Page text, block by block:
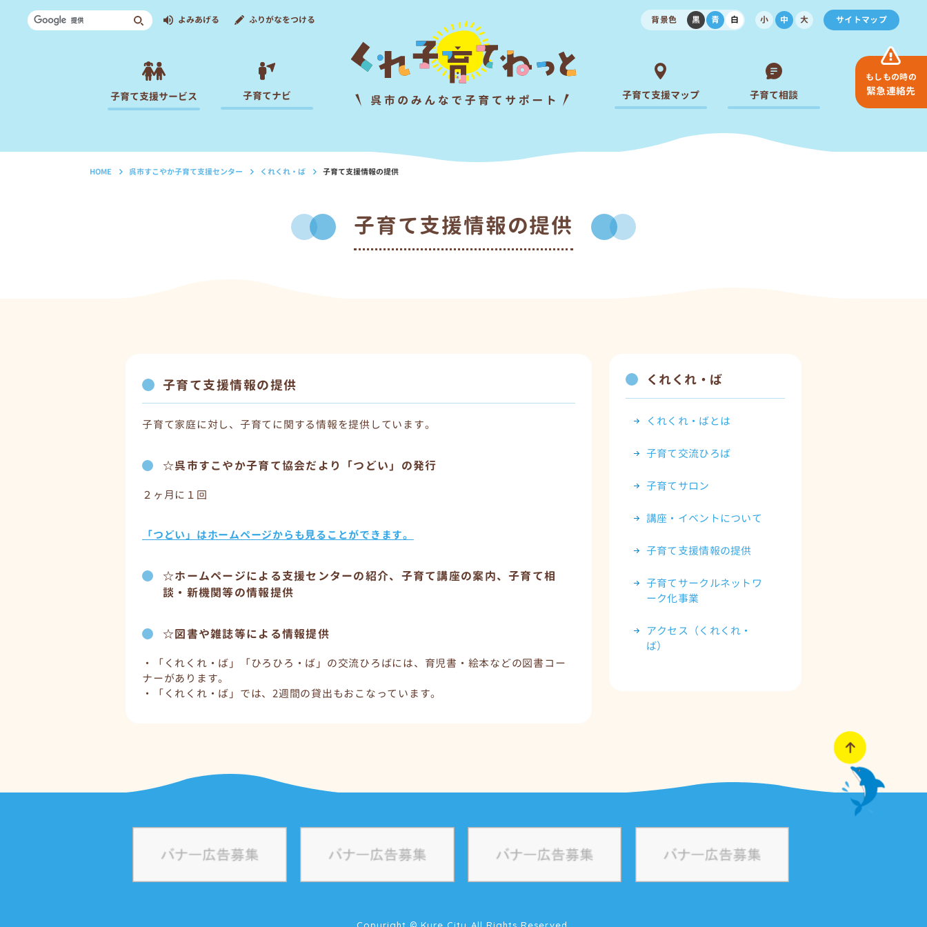
よみあげる ふりがなをつける 背景色 黒 青 白 小 中 大 サイトマップ
子育て支援サービス 子育てナビ 子育て支援マップ 子育て相談
もしもの時の
緊急連絡先
HOME 呉市すこやか子育て支援センター くれくれ・ば 子育て支援情報の提供
子育て支援情報の提供
子育て支援情報の提供
子育て家庭に対し、子育てに関する情報を提供しています。
☆呉市すこやか子育て協会だより「つどい」の発行
２ヶ月に１回
「つどい」はホームページからも見ることができます。
☆ホームページによる支援センターの紹介、子育て講座の案内、子育て相
談・新機関等の情報提供
☆図書や雑誌等による情報提供
・「くれくれ・ば」「ひろひろ・ば」の交流ひろばには、育児書・絵本などの図書コー
ナーがあります。
・「くれくれ・ば」では、2週間の貸出もおこなっています。
くれくれ・ば
くれくれ・ばとは
子育て交流ひろば
子育てサロン
講座・イベントについて
子育て支援情報の提供
子育てサークルネットワ
ーク化事業
アクセス（くれくれ・
ば）
Copyright © Kure City All Rights Reserved.